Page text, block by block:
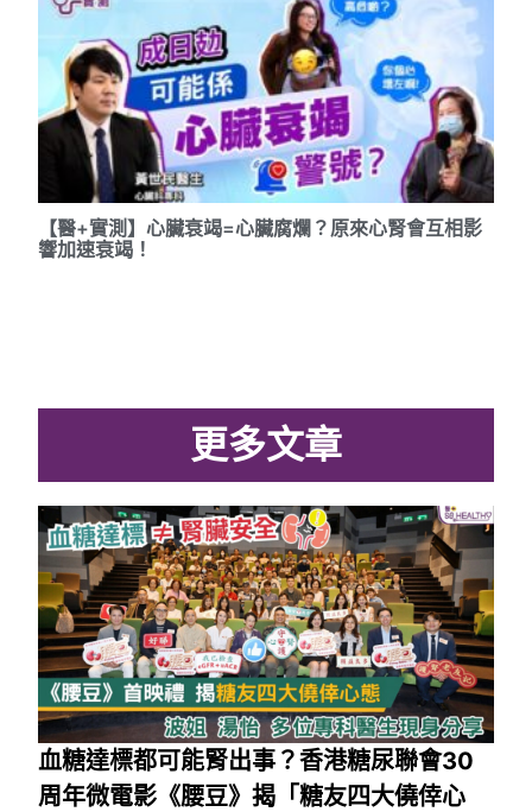
【醫+實測】心臟衰竭=心臟腐爛？原來心腎會互相影
響加速衰竭！
更多文章
血糖達標都可能腎出事？香港糖尿聯會30
周年微電影《腰豆》揭「糖友四大僥倖心